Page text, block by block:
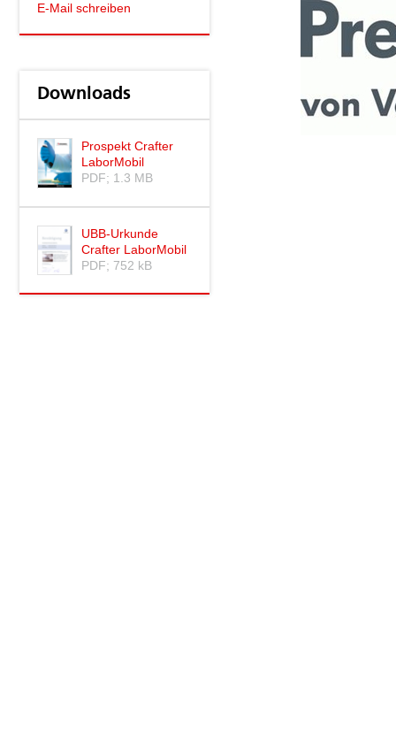
E-Mail schreiben
Downloads
Prospekt Crafter
LaborMobil
PDF; 1.3 MB
UBB-Urkunde
Crafter LaborMobil
PDF; 752 kB